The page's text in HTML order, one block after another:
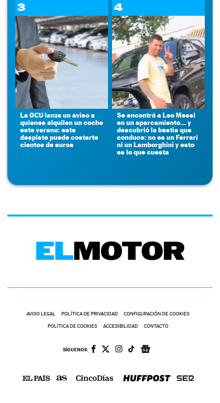
3
La OCU lanza un aviso a
quienes alquilen un coche
este verano: este
despiste puede costarte
cientos de euros
4
Se encontró a Leo Messi
en un aparcamiento... y
descubrió la bestia que
conduce: no es un Ferrari
ni un Lamborghini y esto
es lo que cuesta
AVISO LEGAL POLÍTICA DE PRIVACIDAD CONFIGURACIÓN DE COOKIES
POLÍTICA DE COOKIES ACCESIBILIDAD CONTACTO
SÍGUENOS: